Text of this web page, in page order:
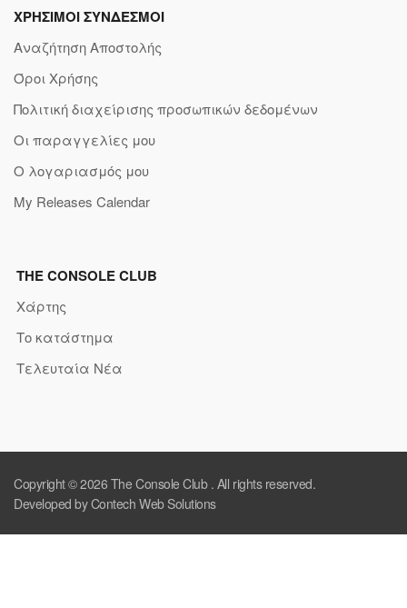
ΧΡΗΣΙΜΟΙ ΣΥΝΔΕΣΜΟΙ
Αναζήτηση Αποστολής
Όροι Χρήσης
Πολιτική διαχείρισης προσωπικών δεδομένων
Οι παραγγελίες μου
Ο λογαριασμός μου
My Releases Calendar
THE CONSOLE CLUB
Χάρτης
Το κατάστημα
Τελευταία Νέα
Copyright © 2026 The Console Club. All rights reserved.
Developed by Contech Web Solutions